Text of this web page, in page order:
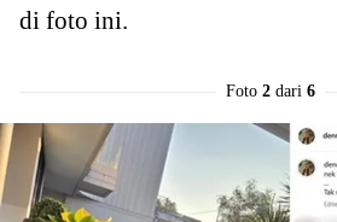
di foto ini.
Foto 2 dari 6